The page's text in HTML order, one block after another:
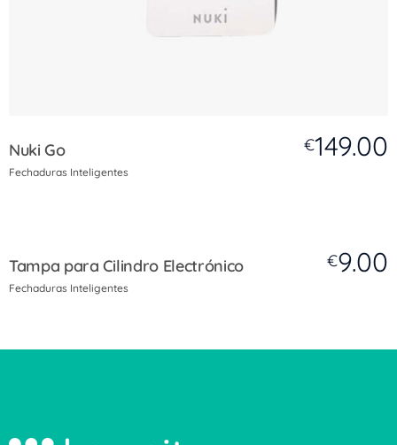
Nuki Go €149.00
Fechaduras Inteligentes
Tampa para Cilindro Electrónico €9.00
Fechaduras Inteligentes